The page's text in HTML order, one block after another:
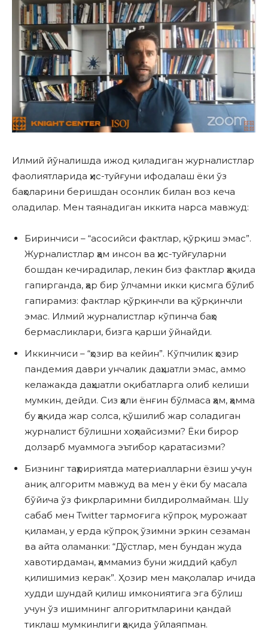
Илмий йўналишда ижод қиладиган журналистлар
фаолиятларида ҳис-туйғуни ифодалаш ёки ўз
баҳоларини беришдан осонлик билан воз кеча
оладилар. Мен таянадиган иккита нарса мавжуд:
Биринчиси – “асосийси фактлар, қўрқиш эмас”.
Журналистлар ҳам инсон ва ҳис-туйғуларни
бошдан кечирадилар, лекин биз фактлар ҳақида
гапирганда, ҳар бир ўлчамни икки қисмга бўлиб
гапирамиз: фактлар қўрқинчли ва қўрқинчли
эмас. Илмий журналистлар кўпинча баҳо
бермасликлари, бизга қарши ўйнайди.
Иккинчиси – “ҳозир ва кейин”. Кўпчилик ҳозир
пандемия даври унчалик даҳшатли эмас, аммо
келажакда даҳшатли оқибатларга олиб келиши
мумкин, дейди. Сиз ҳали ёнғин бўлмаса ҳам, ҳамма
бу ҳақида жар солса, қўшилиб жар соладиган
журналист бўлишни хоҳлайсизми? Ёки бирор
долзарб муаммога эътибор қаратасизми?
Бизнинг таҳририятда материалларни ёзиш учун
аниқ алгоритм мавжуд ва мен у ёки бу масала
бўйича ўз фикрларимни билдиролмайман. Шу
сабаб мен Twitter тармоғига кўпроқ мурожаат
қиламан, у ерда кўпроқ ўзимни эркин сезаман
ва айта оламанки: “Дўстлар, мен бундан жуда
хавотирдаман, ҳаммамиз буни жиддий қабул
қилишимиз керак”. Ҳозир мен мақолалар ичида
худди шундай қилиш имкониятига эга бўлиш
учун ўз ишимнинг алгоритмларини қандай
тиклаш мумкинлиги ҳақида ўйлаяпман.